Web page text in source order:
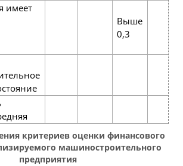
имеет
Выше
0,3
критериев оценки финансового
машиностроительного
предприятия